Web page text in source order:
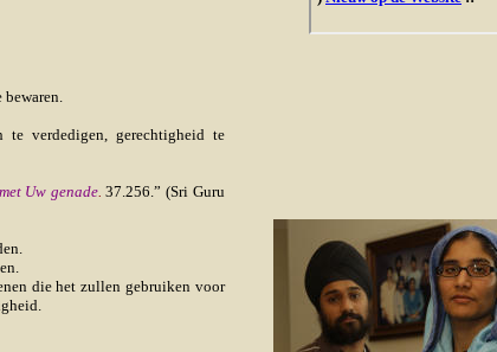
bewaren.
te verdedigen, gerechtigheid te
Uw genade. 37.256.” (Sri Guru
die het zullen gebruiken voor